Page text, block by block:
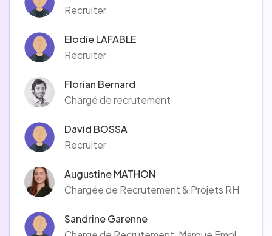
Recruiter
Elodie LAFABLE
Recruiter
Florian Bernard
Chargé de recrutement
David BOSSA
Recruiter
Augustine MATHON
Chargée de Recrutement & Projets RH
Sandrine Garenne